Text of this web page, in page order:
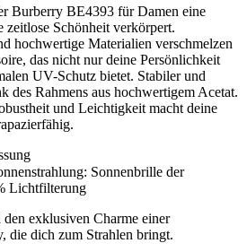
Burberry BE4393 für Damen eine
Schönheit verkörpert.
hochwertige Materialien verschmelzen
das nicht nur deine Persönlichkeit
UV-Schutz bietet. Stabiler und
des Rahmens aus hochwertigem Acetat.
und Leichtigkeit macht deine
Sonnenbrille der
Lichtfilterung
exklusiven Charme einer
die dich zum Strahlen bringt.